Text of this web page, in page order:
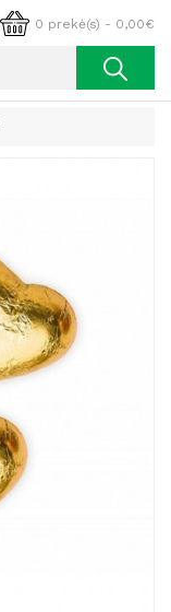
0 prekė(s) - 0,00€